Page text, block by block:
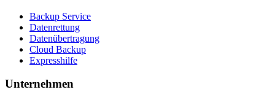
Backup Service
Datenrettung
Datenübertragung
Cloud Backup
Expresshilfe
Unternehmen